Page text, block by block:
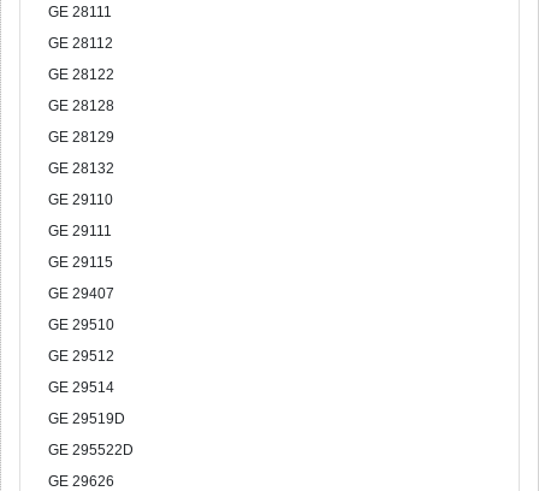
GE 28111
GE 28112
GE 28122
GE 28128
GE 28129
GE 28132
GE 29110
GE 29111
GE 29115
GE 29407
GE 29510
GE 29512
GE 29514
GE 29519D
GE 295522D
GE 29626